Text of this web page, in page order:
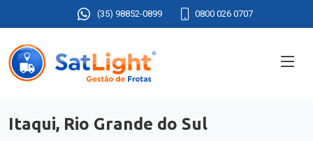
(35) 98852-0899 0800 026 0707
Itaqui, Rio Grande do Sul